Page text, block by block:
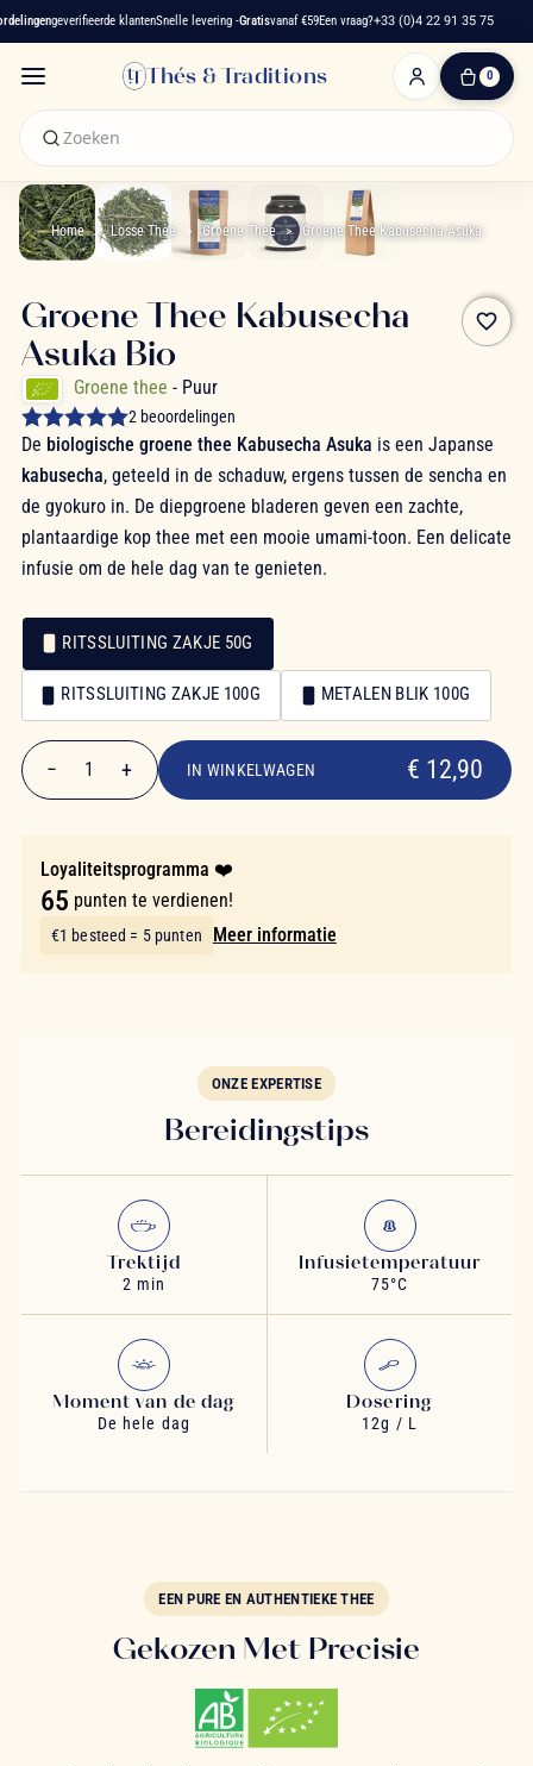
geverifieerde klantenSnelle levering -Gratisvanaf €59Een vraag?+33 (0)4 22 91 35 75
Thés & Traditions 0
0
Home Losse Thee Groene Thee Groene Thee Kabusecha Asuka
favorite_border
Groene Thee Kabusecha
Asuka Bio
Groene thee - Puur
2 beoordelingen
De biologische groene thee Kabusecha Asuka is een Japanse
kabusecha, geteeld in de schaduw, ergens tussen de sencha en
de gyokuro in. De diepgroene bladeren geven een zachte,
plantaardige kop thee met een mooie umami-toon. Een delicate
infusie om de hele dag van te genieten.
Verpakking
Verpakking
RITSSLUITING ZAKJE 50G
RITSSLUITING ZAKJE 100G METALEN BLIK 100G
€ 12,90
− 1 + IN WINKELWAGEN € 12,90
Loyaliteitsprogramma ❤️
65 punten te verdienen!
€1 besteed = 5 punten Meer informatie
ONZE EXPERTISE
Bereidingstips
Trektijd
2 min
Infusietemperatuur
75°C
Moment van de dag
De hele dag
Dosering
12g / L
EEN PURE EN AUTHENTIEKE THEE
Gekozen Met Precisie